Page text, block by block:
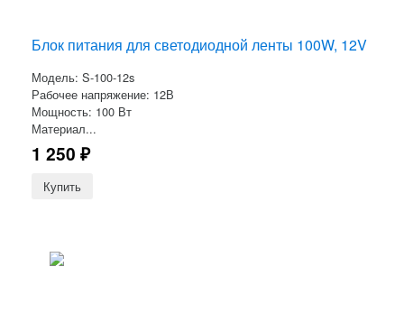
Блок питания для светодиодной ленты 100W, 12V
Модель: S-100-12s
Рабочее напряжение: 12В
Мощность: 100 Вт
Материал...
1 250 ₽